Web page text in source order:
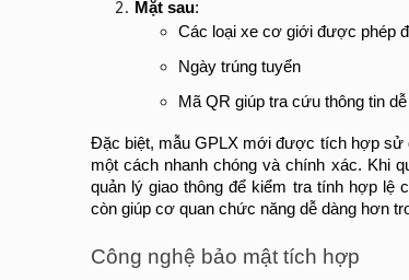
Mặt sau:
Các loại xe cơ giới được phép
Ngày trúng tuyển
Mã QR giúp tra cứu thông tin
Đặc biệt, mẫu GPLX mới được tích hợp sử
một cách nhanh chóng và chính xác. Khi
quản lý giao thông để kiểm tra tính hợp lệ
còn giúp cơ quan chức năng dễ dàng hơn
Công nghệ bảo mật tích hợp